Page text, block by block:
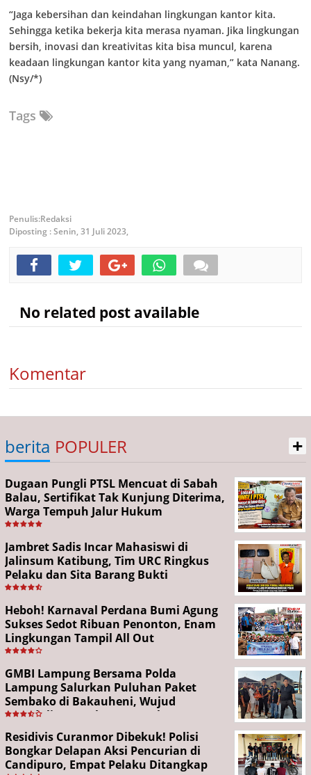
“Jaga kebersihan dan keindahan lingkungan kantor kita.
Sehingga ketika bekerja kita merasa nyaman. Jika lingkungan
bersih, inovasi dan kreativitas kita bisa muncul, karena
keadaan lingkungan kantor kita yang nyaman,” kata Nanang.
(Nsy/*)
Tags
Redaksi
Diposting :Senin, 31 Juli 2023,
No related post available
Komentar
berita POPULER +
Dugaan Pungli PTSL Mencuat di Sabah
Balau, Sertifikat Tak Kunjung Diterima,
Warga Tempuh Jalur Hukum
Jambret Sadis Incar Mahasiswi di
Jalinsum Katibung, Tim URC Ringkus
Pelaku dan Sita Barang Bukti
Heboh! Karnaval Perdana Bumi Agung
Sukses Sedot Ribuan Penonton, Enam
Lingkungan Tampil All Out
GMBI Lampung Bersama Polda
Lampung Salurkan Puluhan Paket
Sembako di Bakauheni, Wujud
Kepedulian Sambut HUT RI ke-81
Residivis Curanmor Dibekuk! Polisi
Bongkar Delapan Aksi Pencurian di
Candipuro, Empat Pelaku Ditangkap